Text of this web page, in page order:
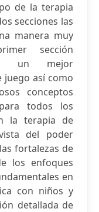
de la terapia
secciones las
manera muy
sección
un mejor
así como
conceptos
todos los
la terapia de
del poder
fortalezas de
los enfoques
en
con niños y
detallada de